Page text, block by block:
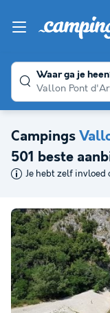
Waar ga je
Vallon Pont
Campings
501 beste
Je hebt zelf invloed